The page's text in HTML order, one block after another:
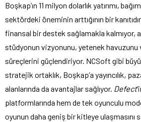
Boşkap’ın 11 milyon dolarlık yatırımı,
sektördeki öneminin arttığının bir
finansal bir destek sağlamakla kalmıyor,
stüdyonun vizyonunu, yetenek
süreçlerini güçlendiriyor. NCSoft gibi
stratejik ortaklık, Boşkap’a yayıncılık,
alanlarında da avantajlar sağlıyor. Defect
platformlarında hem de tek oyunculu
oyunun daha geniş bir kitleye ulaşmasını